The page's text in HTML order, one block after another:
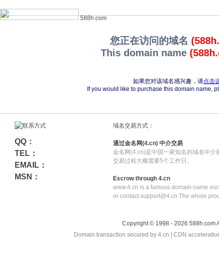
588h.com
您正在访问的域名
This domain name
如果您对该域名感兴趣，请点击
If you would like to purchase this domain name,
QQ：
TEL：
EMAIL：
MSN：
域名交易方式：
通过金名网(4.cn) 中介交易
金名网(4.cn)是中国一家知名的域名中介
交易过程大概需要5个工作日。
Escrow through 4.cn
www.4.cn is a famous domain name
or contact support@4.cn.The whole
Copyright © 1998 - 2026 588h.com
Domain transaction secured by 4.cn | CDN